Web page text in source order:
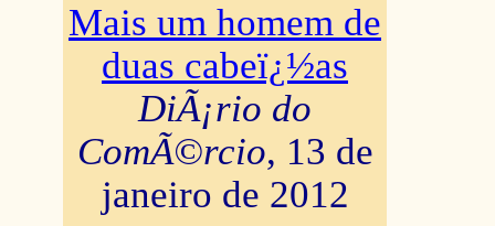
Mais um homem de
duas cabeï¿½as
DiÃ¡rio do
ComÃ©rcio, 13 de
janeiro de 2012